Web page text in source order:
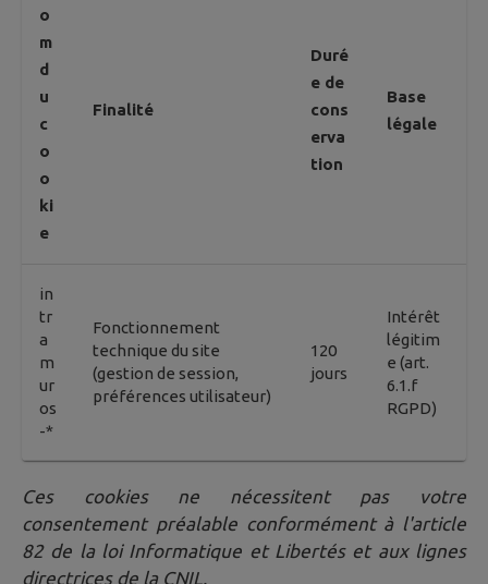
o
m
d
u
c
o
o
ki
e
Finalité
Duré
e de
cons
erva
tion
Base
légale
in
tr
a
m
ur
os
-*
Fonctionnement
technique du site
(gestion de session,
préférences utilisateur)
120
jours
Intérêt
légitim
e (art.
6.1.f
RGPD)
Ces cookies ne nécessitent pas votre
consentement préalable conformément à l'article
82 de la loi Informatique et Libertés et aux lignes
directrices de la CNIL.